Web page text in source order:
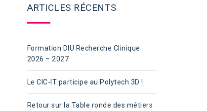
ARTICLES RÉCENTS
Formation DIU Recherche Clinique
2026 – 2027
Le CIC-IT participe au Polytech 3D !
Retour sur la Table ronde des métiers